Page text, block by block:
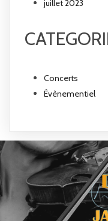
juillet 2023
Concerts
Évènementiel